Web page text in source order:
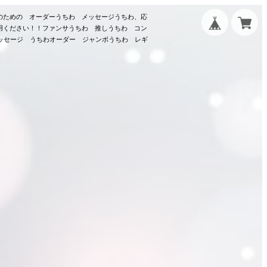
めの オーダーうちわ メッセージうちわ、応
ください！！ファンサうちわ 推しうちわ コン
セージ うちわオーダー ジャンボうちわ レギ